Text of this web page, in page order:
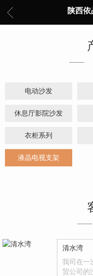
陕西依
电动沙发
休息厅影院沙发
衣柜系列
液晶电视支架
清水湾
我司在一
贸公司的